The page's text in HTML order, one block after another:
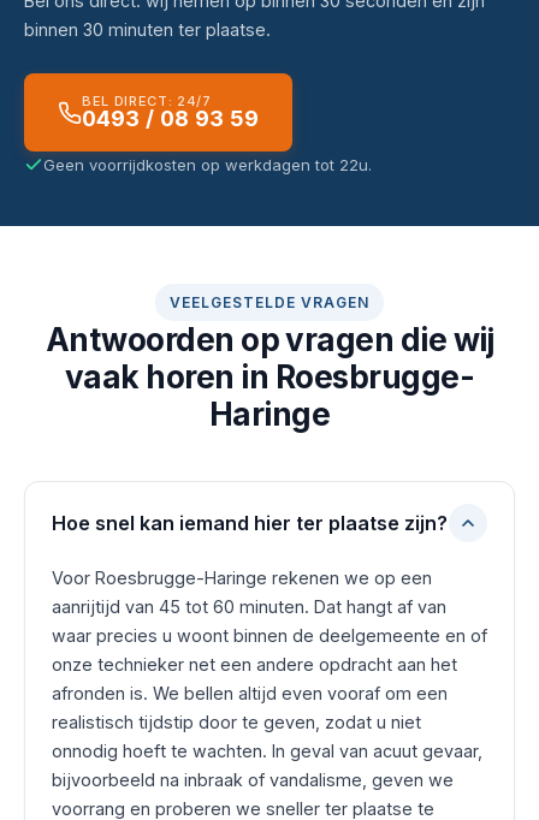
binnen 30 minuten ter plaatse.
BEL DIRECT: 24/7
0493 / 08 93 59
Geen voorrijdkosten op werkdagen tot 22u.
VEELGESTELDE VRAGEN
Antwoorden op vragen die wij
vaak horen in Roesbrugge-
Haringe
Hoe snel kan iemand hier ter plaatse zijn?
Voor Roesbrugge-Haringe rekenen we op een
aanrijtijd van 45 tot 60 minuten. Dat hangt af van
waar precies u woont binnen de deelgemeente en of
onze technieker net een andere opdracht aan het
afronden is. We bellen altijd even vooraf om een
realistisch tijdstip door te geven, zodat u niet
onnodig hoeft te wachten. In geval van acuut gevaar,
bijvoorbeeld na inbraak of vandalisme, geven we
voorrang en proberen we sneller ter plaatse te